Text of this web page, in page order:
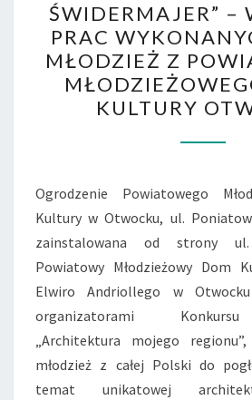
–
PRAC
PRZEZ
DOMU
ŚWIDERMAJER” –
PRAC
MŁODZIEŻ Z
KULTURY
Ogrodzenie Powiatowego
Kultury w Otwocku, ul.
zainstalowana od strony ul.
Powiatowy Młodzieżowy Dom
Elwiro Andriollego w
organizatorami
„Architektura mojego
młodzież z całej Polski do
temat unikatowej